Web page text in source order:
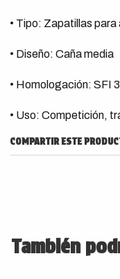
• Tipo: Zapatillas
• Diseño: Caña media
• Homologación: SFI
• Uso: Competición,
COMPARTIR ESTE
También